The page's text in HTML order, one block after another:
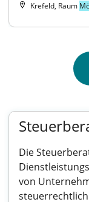
Krefeld, Raum
Die
von